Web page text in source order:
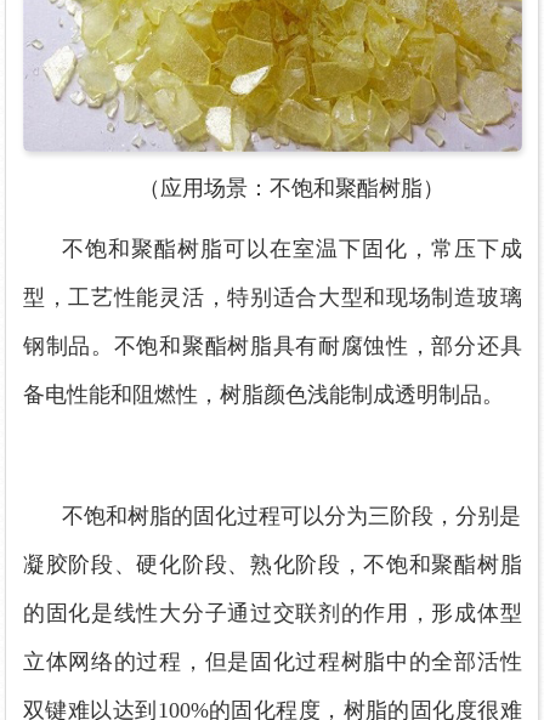
（应用场景：不饱和聚酯树脂）
不饱和聚酯树脂可以在室温下固化，常压下成
型，工艺性能灵活，特别适合大型和现场制造玻璃
钢制品。不饱和聚酯树脂具有耐腐蚀性，部分还具
备电性能和阻燃性，树脂颜色浅能制成透明制品。
不饱和树脂的固化过程可以分为三阶段，分别是
凝胶阶段、硬化阶段、熟化阶段，不饱和聚酯树脂
的固化是线性大分子通过交联剂的作用，形成体型
立体网络的过程，但是固化过程树脂中的全部活性
双键难以达到 100%的固化程度，树脂的固化度很难